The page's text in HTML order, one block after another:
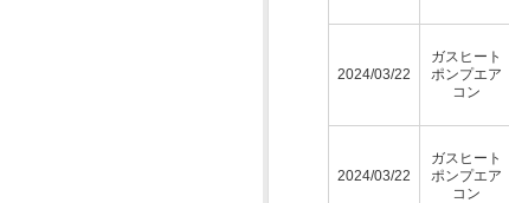
2024/03/22
ガスヒート
ポンプエア
コン
2024/03/22
ガスヒート
ポンプエア
コン